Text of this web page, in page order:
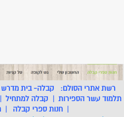
רשת אתרי הסולם: קבלה- בית מדרש
תלמוד עשר הספירות | קבלה למתחיל
| חנות ספרי קבלה |